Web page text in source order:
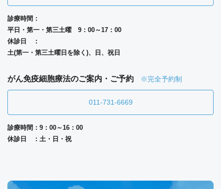
診療時間：
平日・第一・第三土曜 9：00～17：00
休診日 ：
土(第一・第三土曜日を除く)、日、祝日
がん免疫細胞療法のご案内・ご予約 ※完全予約制
011-731-6669
診療時間：9：00～16：00
休診日 ：土・日・祝